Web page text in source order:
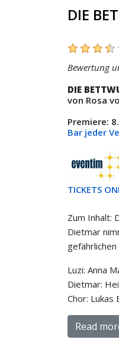
DIE
Bewertung
DIE
von Rosa
Premiere:
Bar jeder
TICKETS
Zum Inhalt:
Dietmar
Luzi: Anna
Dietmar:
Chor: Lukas
Read